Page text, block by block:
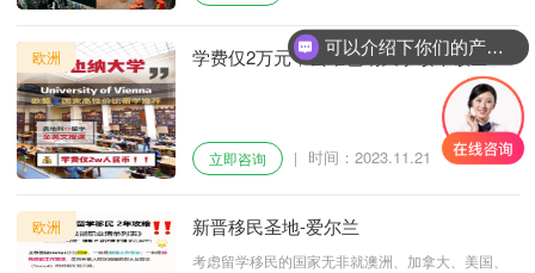
欧洲
学费仅2万元，去维也纳大学读个硕士
立即咨询 | 时间：2023.11.21
欧洲 新晋移民圣地-爱尔兰
考虑留学移民的国家无非就澳洲、加拿大、美国、
可以介绍下你们的产品么